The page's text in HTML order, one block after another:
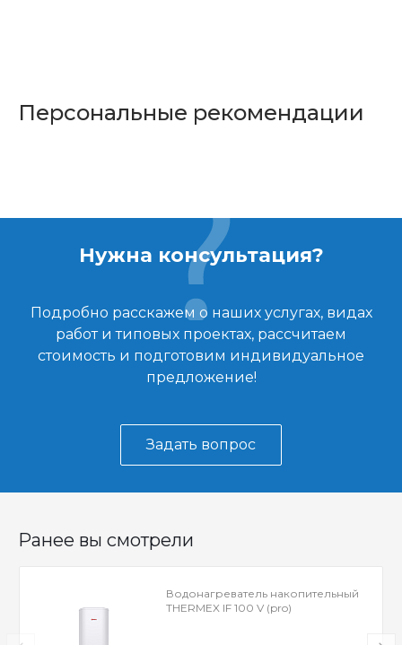
Персональные рекомендации
Нужна консультация?
Подробно расскажем о наших услугах, видах
работ и типовых проектах, рассчитаем
стоимость и подготовим индивидуальное
предложение!
Задать вопрос
Ранее вы смотрели
Водонагреватель накопительный
THERMEX IF 100 V (pro)